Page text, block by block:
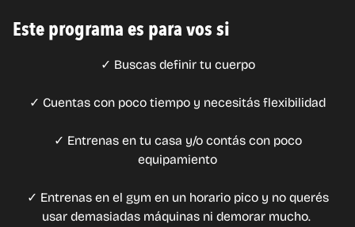
Este programa es para vos si
✓ Buscas definir tu cuerpo
✓ Cuentas con poco tiempo y necesitás flexibilidad
✓ Entrenas en tu casa y/o contás con poco
equipamiento
✓ Entrenas en el gym en un horario pico y no querés
usar demasiadas máquinas ni demorar mucho.